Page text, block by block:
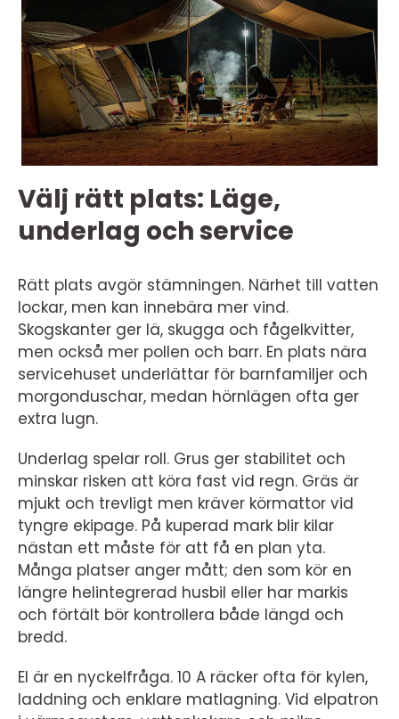
Välj rätt plats: Läge,
underlag och service
Rätt plats avgör stämningen. Närhet till vatten
lockar, men kan innebära mer vind.
Skogskanter ger lä, skugga och fågelkvitter,
men också mer pollen och barr. En plats nära
servicehuset underlättar för barnfamiljer och
morgonduschar, medan hörnlägen ofta ger
extra lugn.
Underlag spelar roll. Grus ger stabilitet och
minskar risken att köra fast vid regn. Gräs är
mjukt och trevligt men kräver körmattor vid
tyngre ekipage. På kuperad mark blir kilar
nästan ett måste för att få en plan yta.
Många platser anger mått; den som kör en
längre helintegrerad husbil eller har markis
och förtält bör kontrollera både längd och
bredd.
El är en nyckelfråga. 10 A räcker ofta för kylen,
laddning och enklare matlagning. Vid elpatron